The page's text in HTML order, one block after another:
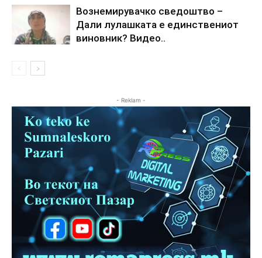
Вознемирувачко сведоштво –
Дали лулашката е единствениот
виновник? Видео..
- Reklam -